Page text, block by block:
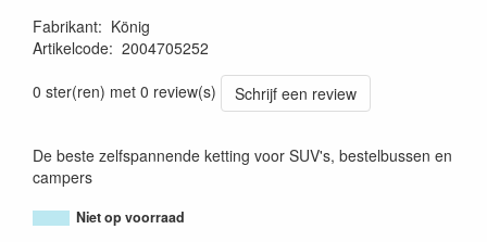
Fabrikant: König
Artikelcode: 2004705252
0 ster(ren) met 0 review(s)
Schrijf een review
De beste zelfspannende ketting voor SUV's, bestelbussen en
campers
Niet op voorraad